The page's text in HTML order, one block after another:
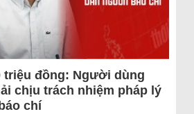
triệu đồng: Người dùng
chịu trách nhiệm pháp lý
chí